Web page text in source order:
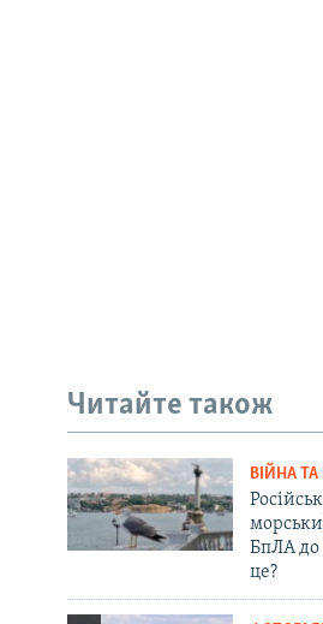
Читайте також
ВІЙНА
БпЛА до
це?